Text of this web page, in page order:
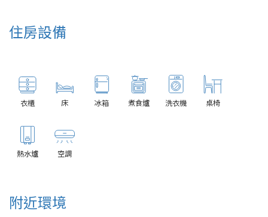
住房設備
衣櫃 床 冰箱 煮食爐 洗衣機 桌椅
熱水爐 空調
附近環境